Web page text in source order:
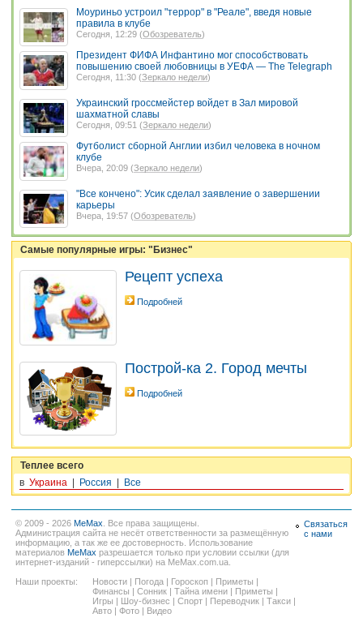
Моуриньо устроил "террор" в "Реале", введя новые
правила в клубе
Сегодня, 12:29 (Обозреватель)
Президент ФИФА Инфантино мог способствовать
повышению своей любовницы в УЕФА — The Telegraph
Сегодня, 11:30 (Зеркало недели)
Украинский гроссмейстер войдет в Зал мировой
шахматной славы
Сегодня, 09:51 (Зеркало недели)
Футболист сборной Англии избил человека в ночном
клубе
Вчера, 20:09 (Зеркало недели)
"Все кончено": Усик сделал заявление о завершении
карьеры
Вчера, 19:57 (Обозреватель)
Самые популярные игры: "Бизнес"
Рецепт успеха
Подробней
Построй-ка 2. Город мечты
Подробней
Теплее всего
в Украина | Россия | Все
© 2009 - 2026 MeMax . Все права защищены.
Администрация сайта не несёт ответственности за размещённую
информацию, а так же ее достоверность. Использование
материалов MeMax разрешается только при условии ссылки (для
интернет-изданий - гиперссылки) на MeMax.com.ua.
Наши проекты:
Новости | Погода | Гороскоп | Приметы |
Финансы | Сонник | Тайна имени | Приметы |
Игры | Шоу-бизнес | Спорт | Переводчик | Такси |
Авто | Фото | Видео
Связаться
с нами